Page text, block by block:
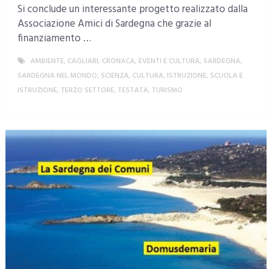
Si conclude un interessante progetto realizzato dalla
Associazione Amici di Sardegna che grazie al
finanziamento …
AMBIENTE, CAGLIARI, CRONACA, EVENTI E CULTURA, SARDEGNA,
SARDEGNA NEL MONDO, SCIENZA, CULTURA, ISTRUZIONE, SCUOLA E
ISTRUZIONE, TERZO SETTORE, TESTATA, TURISMO